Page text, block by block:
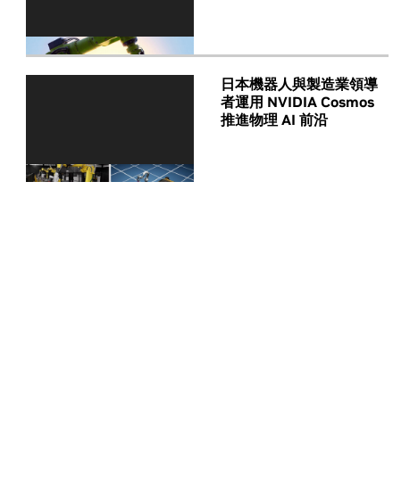
日本機器人與製造業領導
者運用 NVIDIA Cosmos
推進物理 AI 前沿